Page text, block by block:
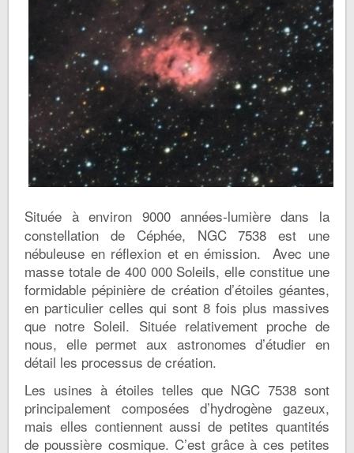
Située à environ 9000 années-lumière dans la
constellation de Céphée, NGC 7538 est une
nébuleuse en réflexion et en émission. Avec une
masse totale de 400 000 Soleils, elle constitue une
formidable pépinière de création d’étoiles géantes,
en particulier celles qui sont 8 fois plus massives
que notre Soleil. Située relativement proche de
nous, elle permet aux astronomes d’étudier en
détail les processus de création.
Les usines à étoiles telles que NGC 7538 sont
principalement composées d’hydrogène gazeux,
mais elles contiennent aussi de petites quantités
de poussière cosmique. C’est grâce à ces petites